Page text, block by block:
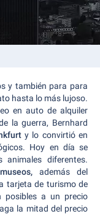
y también para para
hasta lo más lujoso.
en auto de alquiler
la guerra, Bernhard
y lo convirtió en
Hoy en día se
animales diferentes.
además del
tarjeta de turismo de
posibles a un precio
la mitad del precio